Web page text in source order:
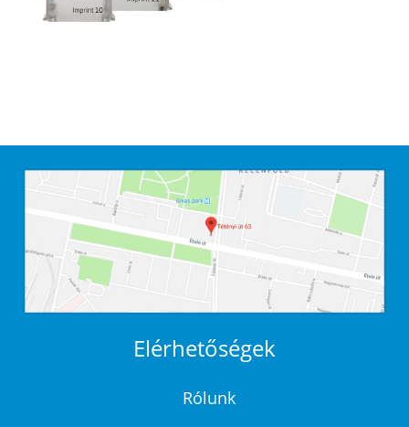
Elérhetőségek
Rólunk